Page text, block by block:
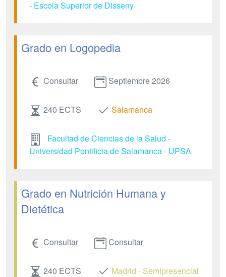
- Escola Superior de Disseny
Grado en Logopedia
Consultar Septiembre 2026
240 ECTS Salamanca
Facultad de Ciencias de la Salud -
Universidad Pontificia de Salamanca - UPSA
Grado en Nutrición Humana y
Dietética
Consultar Consultar
240 ECTS Madrid - Semipresencial